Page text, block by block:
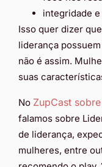
integridade
Isso quer dizer
liderança
não é assim.
suas
No ZupCast
falamos sobre
de liderança,
mulheres, entre